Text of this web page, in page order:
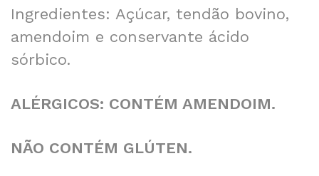
Ingredientes: Açúcar, tendão bovino,
amendoim e conservante ácido
sórbico.
ALÉRGICOS: CONTÉM AMENDOIM.
NÃO CONTÉM GLÚTEN.